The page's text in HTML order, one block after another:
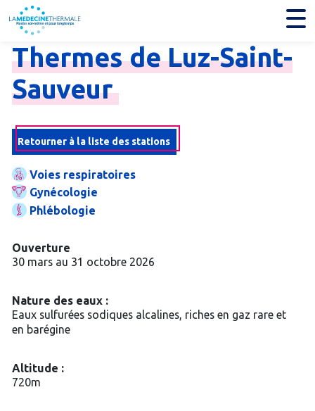
ThermesdeLuz-Saint-
Sauveur
Retourner à la liste des stations
Voies respiratoires
Gynécologie
Phlébologie
Ouverture
30 mars au 31 octobre 2026
Nature des eaux :
Eaux sulfurées sodiques alcalines, riches en gaz rare et
en barégine
Altitude :
720m